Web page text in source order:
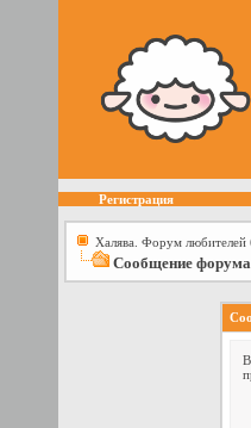
Регистрация
Халява. Форум любителей
Сообщение форума